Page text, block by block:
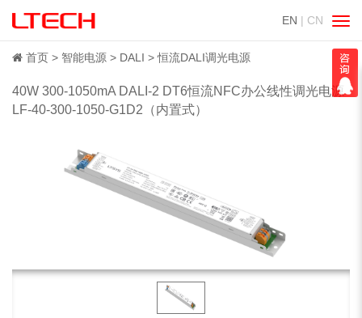
EN | CN
切
换
导
航
首页 智能电源 DALI 恒流DALI调光电源
40W 300-1050mA DALI-2 DT6恒流NFC办公线性调光电源
LF-40-300-1050-G1D2（内置式）